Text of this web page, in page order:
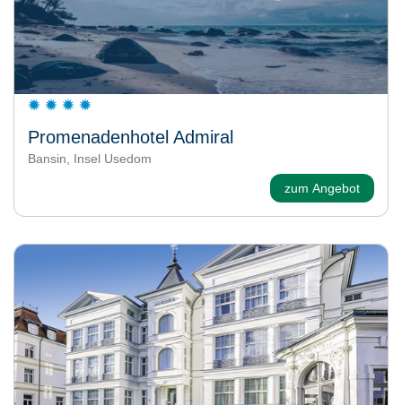
Promenadenhotel Admiral
Bansin, Insel Usedom
zum Angebot